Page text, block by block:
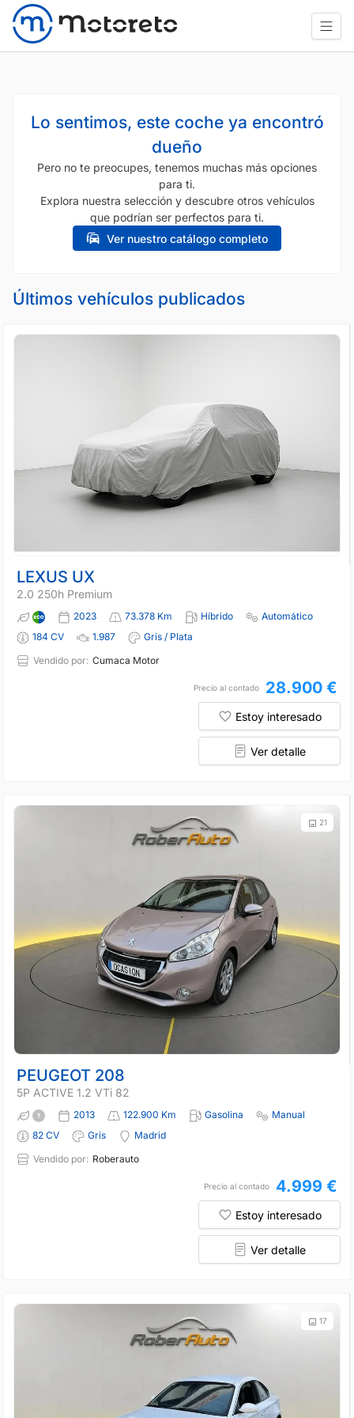
Lo sentimos, este coche ya encontró
dueño
Pero no te preocupes, tenemos muchas más opciones
para ti.
Explora nuestra selección y descubre otros vehículos
que podrían ser perfectos para ti.
Ver nuestro catálogo completo
Últimos vehículos publicados
LEXUS UX
2.0 250h Premium
2023 73.378 Km Híbrido
Automático
184 CV
1.987
Gris / Plata
Vendido por: Cumaca Motor
Precio al contado 28.900 €
Estoy interesado
Ver detalle
21
PEUGEOT 208
5P ACTIVE 1.2 VTi 82
2013 122.900 Km Gasolina
Manual
82 CV
Gris
Madrid
Vendido por: Roberauto
Precio al contado 4.999 €
Estoy interesado
Ver detalle
17